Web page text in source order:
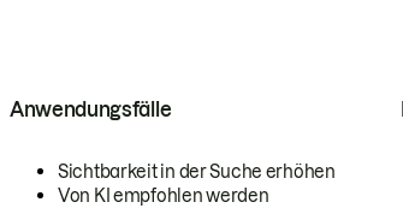
Anwendungsfälle
Sichtbarkeit in der Suche erhöhen
Von KI empfohlen werden